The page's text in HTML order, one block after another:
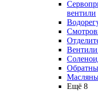
вентили
Ещё 8